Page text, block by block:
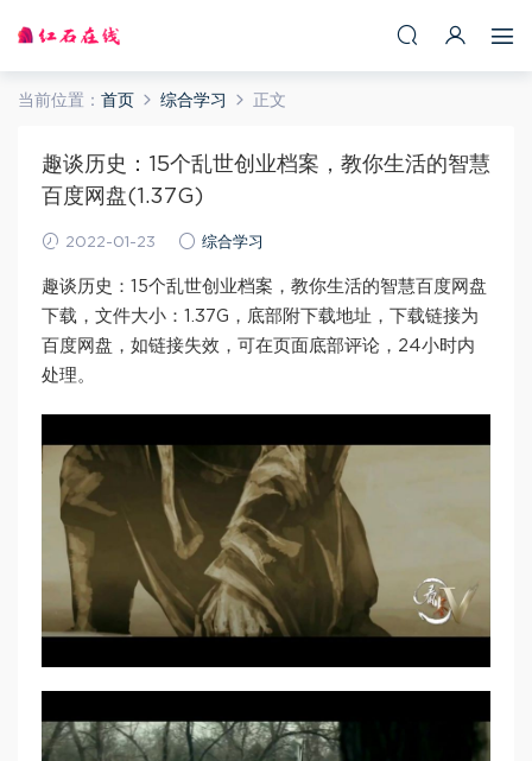
当前位置： 首页 综合学习 正文
趣谈历史：15个乱世创业档案，教你生活的智慧
百度网盘(1.37G)
2022-01-23 综合学习
趣谈历史：15个乱世创业档案，教你生活的智慧百度网盘
下载，文件大小：1.37G，底部附下载地址，下载链接为
百度网盘，如链接失效，可在页面底部评论，24小时内
处理。